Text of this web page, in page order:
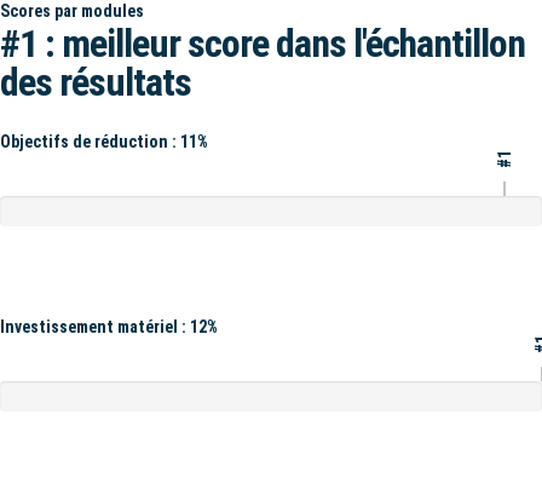
Scores par modules
#1 : meilleur score dans l'échantillon
des résultats
Objectifs de réduction : 11%
#1
Investissement matériel : 12%